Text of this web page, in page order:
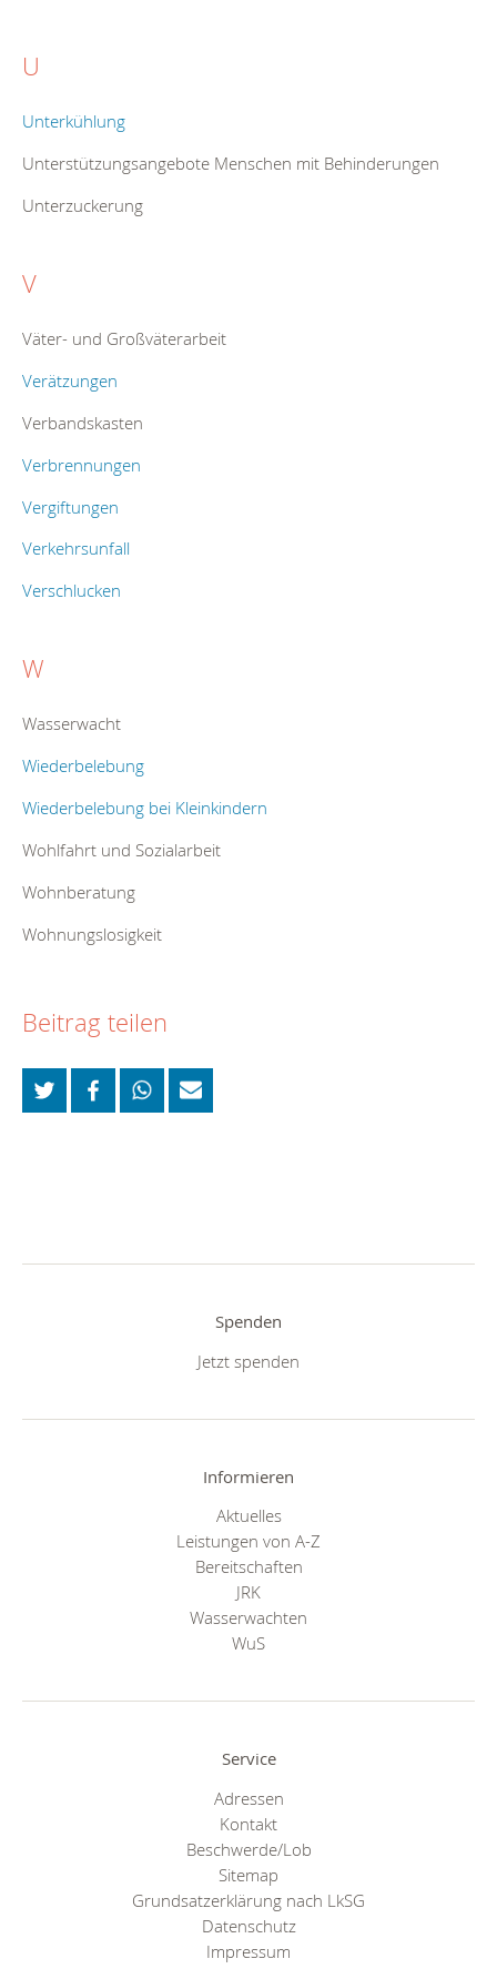
U
Unterkühlung
Unterstützungsangebote Menschen mit Behinderungen
Unterzuckerung
V
Väter- und Großväterarbeit
Verätzungen
Verbandskasten
Verbrennungen
Vergiftungen
Verkehrsunfall
Verschlucken
W
Wasserwacht
Wiederbelebung
Wiederbelebung bei Kleinkindern
Wohlfahrt und Sozialarbeit
Wohnberatung
Wohnungslosigkeit
Beitrag teilen
Spenden
Jetzt spenden
Informieren
Aktuelles
Leistungen von A-Z
Bereitschaften
JRK
Wasserwachten
WuS
Service
Adressen
Kontakt
Beschwerde/Lob
Sitemap
Grundsatzerklärung nach LkSG
Datenschutz
Impressum